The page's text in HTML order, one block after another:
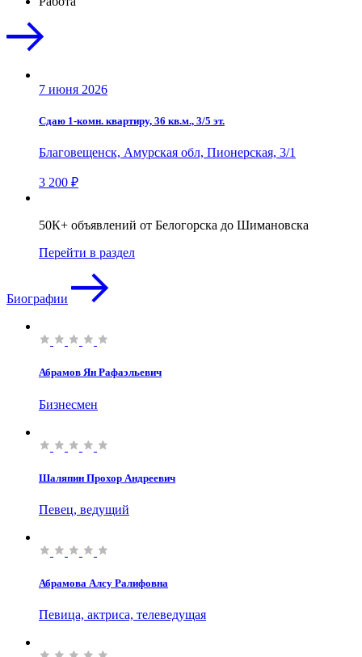
7 июня 2026
Сдаю 1-комн. квартиру, 36 кв.м., 3/5 эт.
Благовещенск, Амурская обл, Пионерская, 3/1
3 200 ₽
50К+ объявлений от Белогорска до Шимановска
Перейти в раздел
Биографии
Абрамов Ян Рафаэльевич
Бизнесмен
Шаляпин Прохор Андреевич
Певец, ведущий
Абрамова Алсу Ралифовна
Певица, актриса, телеведущая